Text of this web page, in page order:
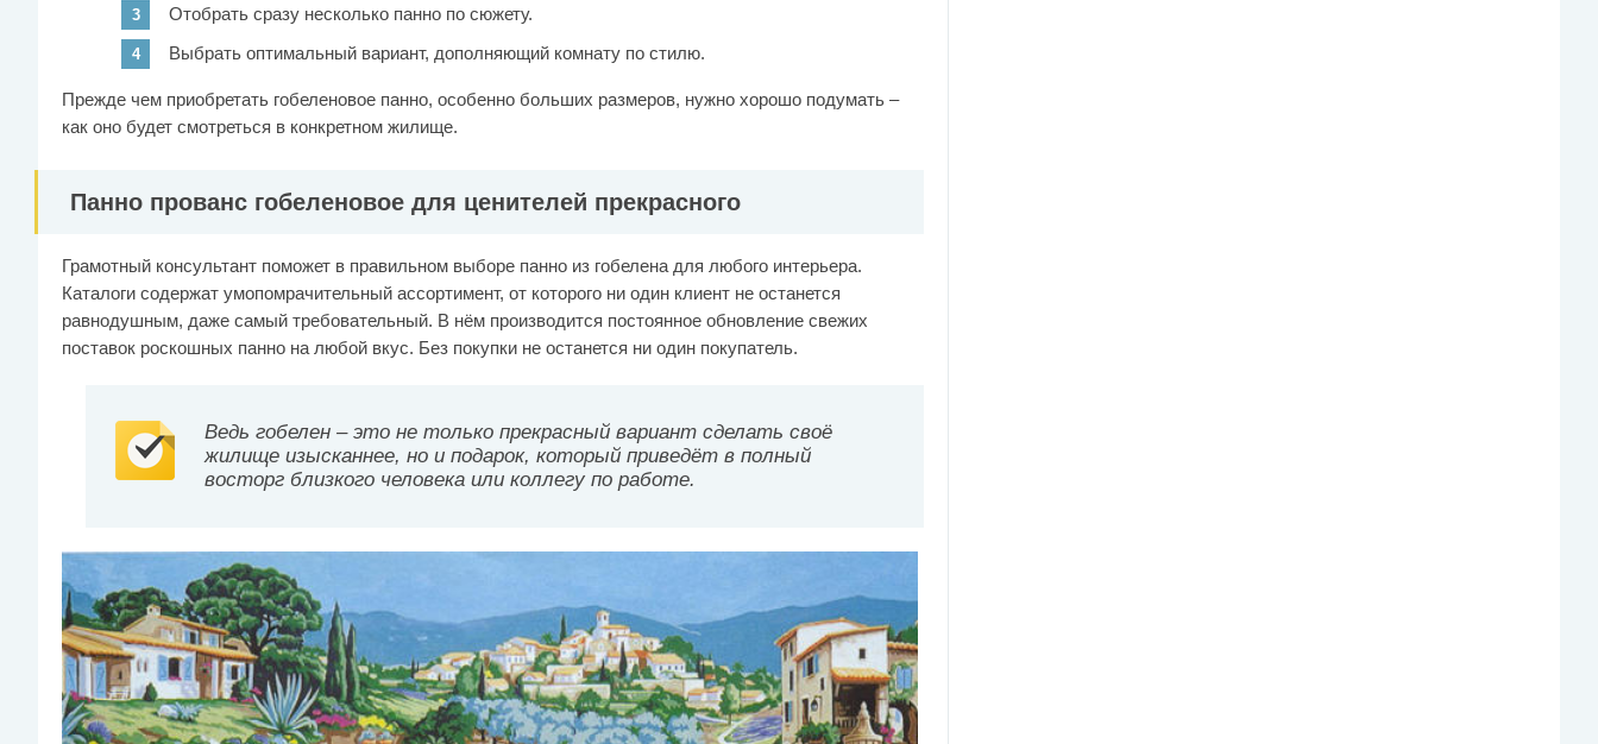
Отобрать сразу несколько панно по сюжету.
Выбрать оптимальный вариант, дополняющий комнату по стилю.
Прежде чем приобретать гобеленовое панно, особенно больших размеров, нужно хорошо подумать –
как оно будет смотреться в конкретном жилище.
Панно прованс гобеленовое для ценителей прекрасного
Грамотный консультант поможет в правильном выборе панно из гобелена для любого интерьера.
Каталоги содержат умопомрачительный ассортимент, от которого ни один клиент не останется
равнодушным, даже самый требовательный. В нём производится постоянное обновление свежих
поставок роскошных панно на любой вкус. Без покупки не останется ни один покупатель.
Ведь гобелен – это не только прекрасный вариант сделать своё
жилище изысканнее, но и подарок, который приведёт в полный
восторг близкого человека или коллегу по работе.